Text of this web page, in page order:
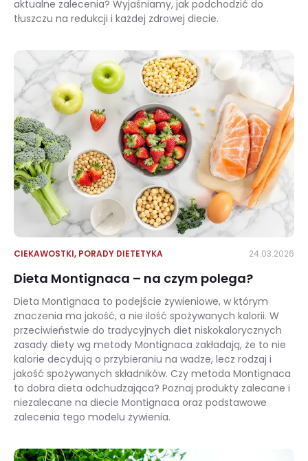
aktualne zalecenia? Wyjaśniamy, jak podchodzić do
tłuszczu na redukcji i każdej zdrowej diecie.
CIEKAWOSTKI, PORADY DIETETYKA 24.03.2026
Dieta Montignaca – na czym polega?
Dieta Montignaca to podejście żywieniowe, w którym
znaczenia ma jakość, a nie ilość spożywanych kalorii. W
przeciwieństwie do tradycyjnych diet niskokalorycznych
zasady diety wg metody Montignaca zakładają, że to nie
kalorie decydują o przybieraniu na wadze, lecz rodzaj i
jakość spożywanych składników. Czy metoda Montignaca
to dobra dieta odchudzająca? Poznaj produkty zalecane i
niezalecane na diecie Montignaca oraz podstawowe
zalecenia tego modelu żywienia.